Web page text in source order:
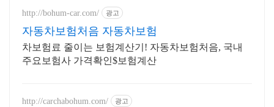
http://bohum-car.com/ 광고
자동차보험처음 자동차보험
차보험료 줄이는 보험계산기! 자동차보험처음, 국내
주요보험사 가격확인$보험계산
http://carchabohum.com/ 광고